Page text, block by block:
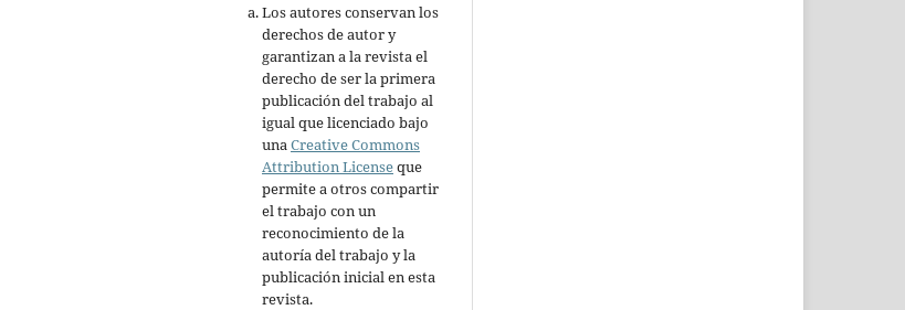
Los autores conservan los
derechos de autor y
garantizan a la revista el
derecho de ser la primera
publicación del trabajo al
igual que licenciado bajo
unaCreative Commons
Attribution Licenseque
permite a otros compartir
el trabajo con un
reconocimiento de la
autoría del trabajo y la
publicación inicial en esta
revista.